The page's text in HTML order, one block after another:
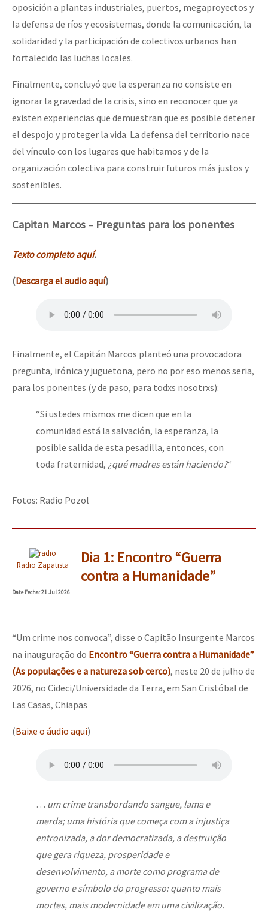
oposición a plantas industriales, puertos, megaproyectos y
la defensa de ríos y ecosistemas, donde la comunicación, la
solidaridad y la participación de colectivos urbanos han
fortalecido las luchas locales.
Finalmente, concluyó que la esperanza no consiste en
ignorar la gravedad de la crisis, sino en reconocer que ya
existen experiencias que demuestran que es posible detener
el despojo y proteger la vida. La defensa del territorio nace
del vínculo con los lugares que habitamos y de la
organización colectiva para construir futuros más justos y
sostenibles.
Capitan Marcos – Preguntas para los ponentes
Texto completo aquí.
(Descarga el audio aquí)
Finalmente, el Capitán Marcos planteó una provocadora
pregunta, irónica y juguetona, pero no por eso menos seria,
para los ponentes (y de paso, para todxs nosotrxs):
“Si ustedes mismos me dicen que en la
comunidad está la salvación, la esperanza, la
posible salida de esta pesadilla, entonces, con
toda fraternidad, ¿qué madres están haciendo?“
Fotos: Radio Pozol
Radio Zapatista
Dia 1: Encontro “Guerra
contra a Humanidade”
DateFecha: 21 Jul 2026
“Um crime nos convoca”, disse o Capitão Insurgente Marcos
na inauguração do Encontro “Guerra contra a Humanidade”
(As populações e a natureza sob cerco), neste 20 de julho de
2026, no Cideci/Universidade da Terra, em San Cristóbal de
Las Casas, Chiapas
(Baixe o áudio aqui)
… um crime transbordando sangue, lama e
merda; uma história que começa com a injustiça
entronizada, a dor democratizada, a destruição
que gera riqueza, prosperidade e
desenvolvimento, a morte como programa de
governo e símbolo do progresso: quanto mais
mortes, mais modernidade em uma civilização.